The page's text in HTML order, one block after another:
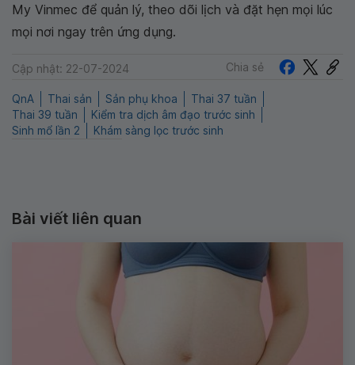
My Vinmec để quản lý, theo dõi lịch và đặt hẹn mọi lúc
mọi nơi ngay trên ứng dụng.
Cập nhật: 22-07-2024 Chia sẻ
QnA Thai sản Sản phụ khoa
Thai 37 tuần
Thai 39 tuần
Kiểm tra dịch âm đạo trước sinh
Sinh mổ lần 2
Khám sàng lọc trước sinh
Bài viết liên quan